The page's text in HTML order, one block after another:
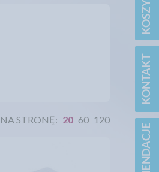
NA STRONĘ: 20 60 120